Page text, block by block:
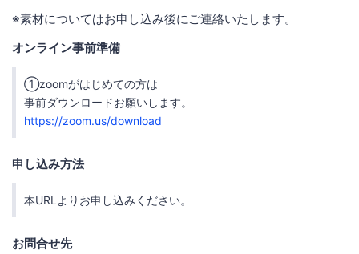
※素材についてはお申し込み後にご連絡いたします。
オンライン事前準備
①zoomがはじめての方は
事前ダウンロードお願いします。
https://zoom.us/download
申し込み方法
本URLよりお申し込みください。
お問合せ先